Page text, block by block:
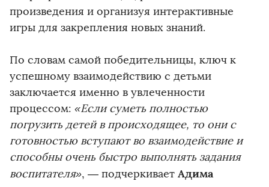
произведения и организуя интерактивные
игры для закрепления новых знаний.
По словам самой победительницы, ключ к
успешному взаимодействию с детьми
заключается именно в увлеченности
процессом: «Если суметь полностью
погрузить детей в происходящее, то они с
готовностью вступают во взаимодействие и
способны очень быстро выполнять задания
воспитателя», — подчеркивает Адима